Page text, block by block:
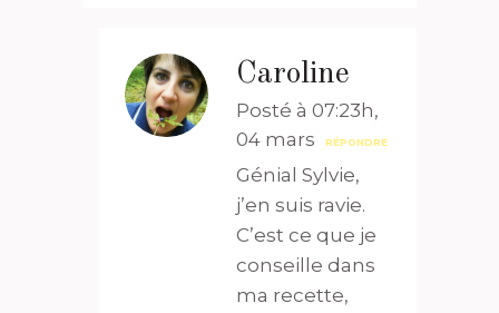
Caroline
Posté à 07:23h,
04 mars
RÉPONDRE
Génial Sylvie,
j’en suis ravie.
C’est ce que je
conseille dans
ma recette,